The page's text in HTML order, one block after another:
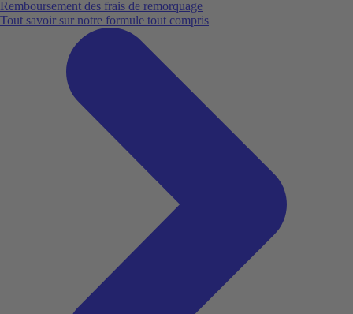
Remboursement des frais de remorquage
Tout savoir sur notre formule tout compris